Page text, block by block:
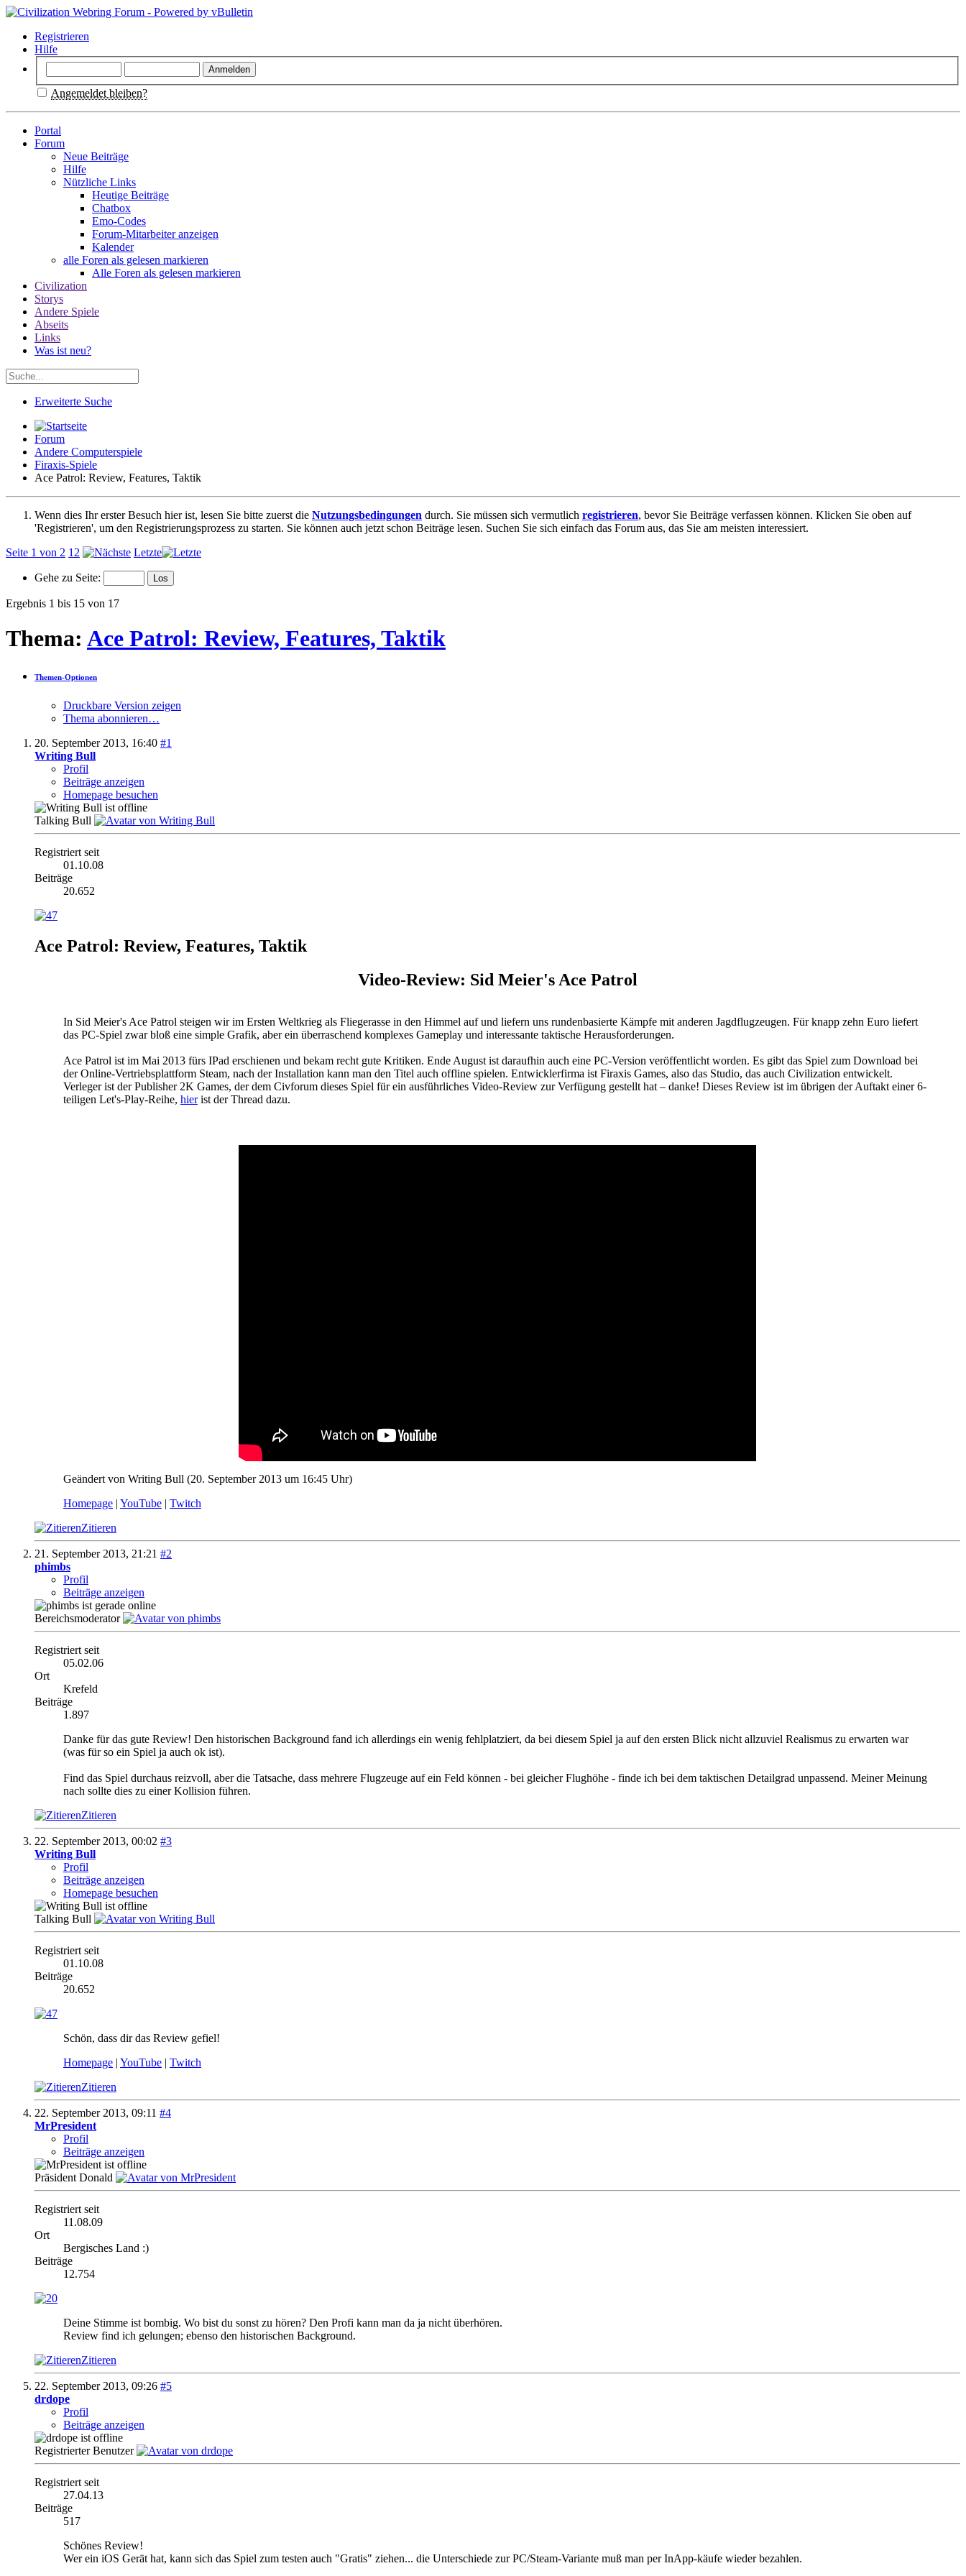
Registrieren
Hilfe
Angemeldet bleiben?
Portal
Forum
Neue Beiträge
Hilfe
Nützliche Links
Heutige Beiträge
Chatbox
Emo-Codes
Forum-Mitarbeiter anzeigen
Kalender
alle Foren als gelesen markieren
Alle Foren als gelesen markieren
Civilization
Storys
Andere Spiele
Abseits
Links
Was ist neu?
Erweiterte Suche
Forum
Andere Computerspiele
Firaxis-Spiele
Ace Patrol: Review, Features, Taktik
Wenn dies Ihr erster Besuch hier ist, lesen Sie bitte zuerst die Nutzungsbedingungen durch. Sie müssen sich vermutlich registrieren, bevor Sie Beiträge verfassen können. Klicken Sie oben auf
'Registrieren', um den Registrierungsprozess zu starten. Sie können auch jetzt schon Beiträge lesen. Suchen Sie sich einfach das Forum aus, das Sie am meisten interessiert.
Seite 1 von 2 1 2 Letzte
Gehe zu Seite:
Ergebnis 1 bis 15 von 17
Thema: Ace Patrol: Review, Features, Taktik
Themen-Optionen
Druckbare Version zeigen
Thema abonnieren…
20. September 2013, 16:40 #1
Writing Bull
Profil
Beiträge anzeigen
Homepage besuchen
Talking Bull
Registriert seit
01.10.08
Beiträge
20.652
Ace Patrol: Review, Features, Taktik
Video-Review: Sid Meier's Ace Patrol
In Sid Meier's Ace Patrol steigen wir im Ersten Weltkrieg als Fliegerasse in den Himmel auf und liefern uns rundenbasierte Kämpfe mit anderen Jagdflugzeugen. Für knapp zehn Euro liefert
das PC-Spiel zwar bloß eine simple Grafik, aber ein überraschend komplexes Gameplay und interessante taktische Herausforderungen.
Ace Patrol ist im Mai 2013 fürs IPad erschienen und bekam recht gute Kritiken. Ende August ist daraufhin auch eine PC-Version veröffentlicht worden. Es gibt das Spiel zum Download bei
der Online-Vertriebsplattform Steam, nach der Installation kann man den Titel auch offline spielen. Entwicklerfirma ist Firaxis Games, also das Studio, das auch Civilization entwickelt.
Verleger ist der Publisher 2K Games, der dem Civforum dieses Spiel für ein ausführliches Video-Review zur Verfügung gestellt hat – danke! Dieses Review ist im übrigen der Auftakt einer 6-
teiligen Let's-Play-Reihe, hierist der Thread dazu.
Geändert von Writing Bull (20. September 2013 um 16:45 Uhr)
Homepage | YouTube | Twitch
Zitieren
21. September 2013, 21:21 #2
phimbs
Profil
Beiträge anzeigen
Bereichsmoderator
Registriert seit
05.02.06
Ort
Krefeld
Beiträge
1.897
Danke für das gute Review! Den historischen Background fand ich allerdings ein wenig fehlplatziert, da bei diesem Spiel ja auf den ersten Blick nicht allzuviel Realismus zu erwarten war
(was für so ein Spiel ja auch ok ist).
Find das Spiel durchaus reizvoll, aber die Tatsache, dass mehrere Flugzeuge auf ein Feld können - bei gleicher Flughöhe - finde ich bei dem taktischen Detailgrad unpassend. Meiner Meinung
nach sollte dies zu einer Kollision führen.
Zitieren
22. September 2013, 00:02 #3
Writing Bull
Profil
Beiträge anzeigen
Homepage besuchen
Talking Bull
Registriert seit
01.10.08
Beiträge
20.652
Schön, dass dir das Review gefiel!
Homepage | YouTube | Twitch
Zitieren
22. September 2013, 09:11 #4
MrPresident
Profil
Beiträge anzeigen
Präsident Donald
Registriert seit
11.08.09
Ort
Bergisches Land :)
Beiträge
12.754
Deine Stimme ist bombig. Wo bist du sonst zu hören? Den Profi kann man da ja nicht überhören.
Review find ich gelungen; ebenso den historischen Background.
Zitieren
22. September 2013, 09:26 #5
drdope
Profil
Beiträge anzeigen
Registrierter Benutzer
Registriert seit
27.04.13
Beiträge
517
Schönes Review!
Wer ein iOS Gerät hat, kann sich das Spiel zum testen auch "Gratis" ziehen... die Unterschiede zur PC/Steam-Variante muß man per InApp-käufe wieder bezahlen.